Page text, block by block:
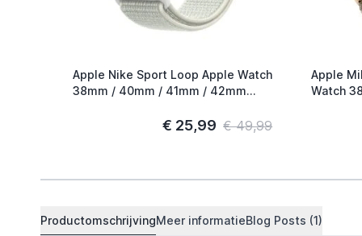
Apple Nike Sport Loop Apple Watch
38mm / 40mm / 41mm / 42mm
€ 25,99 € 49,99
Apple
Watch 38mm / 40mm / 41mm /
ProductomschrijvingMeer informatieBlog Posts (1)